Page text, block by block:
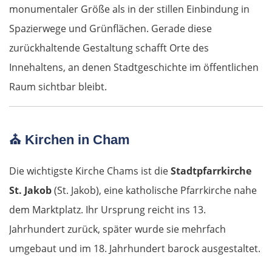
monumentaler Größe als in der stillen Einbindung in
Spazierwege und Grünflächen. Gerade diese
zurückhaltende Gestaltung schafft Orte des
Innehaltens, an denen Stadtgeschichte im öffentlichen
Raum sichtbar bleibt.
⛪ Kirchen in Cham
Die wichtigste Kirche Chams ist dieStadtpfarrkirche
St. Jakob(St. Jakob), eine katholische Pfarrkirche nahe
dem Marktplatz. Ihr Ursprung reicht ins 13.
Jahrhundert zurück, später wurde sie mehrfach
umgebaut und im 18. Jahrhundert barock ausgestaltet.